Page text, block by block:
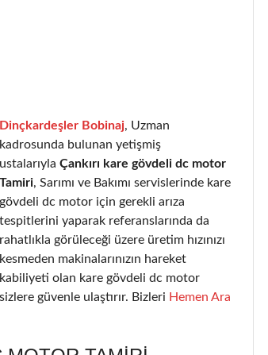
Dinçkardeşler Bobinaj, Uzman
kadrosunda bulunan yetişmiş
ustalarıyla Çankırı kare gövdeli dc motor
Tamiri, Sarımı ve Bakımı servislerinde kare
gövdeli dc motor için gerekli arıza
tespitlerini yaparak referanslarında da
rahatlıkla görüleceği üzere üretim hızınızı
kesmeden makinalarınızın hareket
kabiliyeti olan kare gövdeli dc motor
sizlere güvenle ulaştırır. Bizleri Hemen Ara